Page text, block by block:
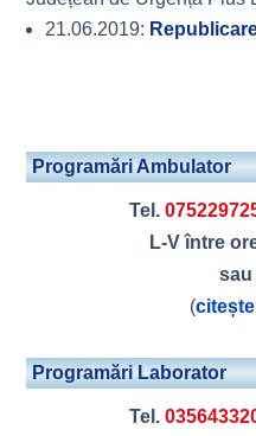
21.06.2019:
Programări Ambulator
Tel.
L-V între
sau
(
Programări Laborator
Tel.